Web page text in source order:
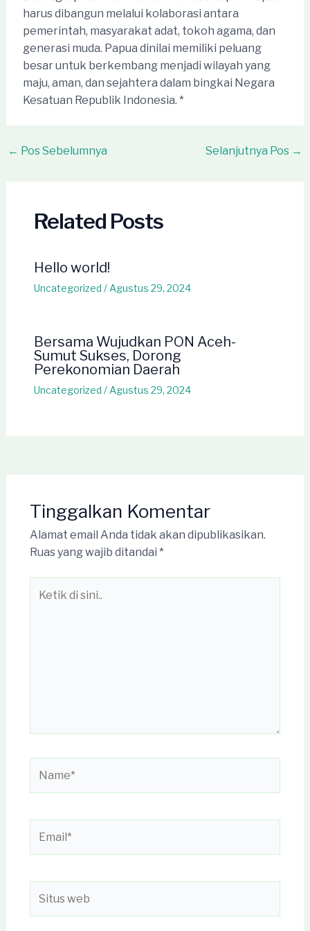
harus dibangun melalui kolaborasi antara
pemerintah, masyarakat adat, tokoh agama, dan
generasi muda. Papua dinilai memiliki peluang
besar untuk berkembang menjadi wilayah yang
maju, aman, dan sejahtera dalam bingkai Negara
Kesatuan Republik Indonesia. *
Post
← Pos Sebelumnya Selanjutnya Pos →
Related Posts
Hello world!
Uncategorized / Agustus 29, 2024
Bersama Wujudkan PON Aceh-
Sumut Sukses, Dorong
Perekonomian Daerah
Uncategorized / Agustus 29, 2024
Tinggalkan Komentar
Alamat email Anda tidak akan dipublikasikan.
Ruas yang wajib ditandai *
web